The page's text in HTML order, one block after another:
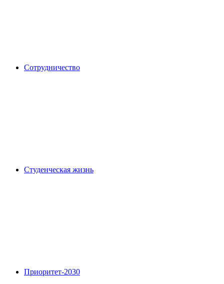
Сотрудничество
Студенческая жизнь
Приоритет-2030